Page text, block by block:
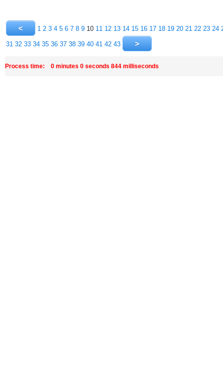
1 2 3 4 5 6 7 8 9 10 11 12 13 14 15 16 17 18 19 20 21 22 23 24
31 32 33 34 35 36 37 38 39 40 41 42 43
Process time: 0 minutes 0 seconds 844 milliseconds